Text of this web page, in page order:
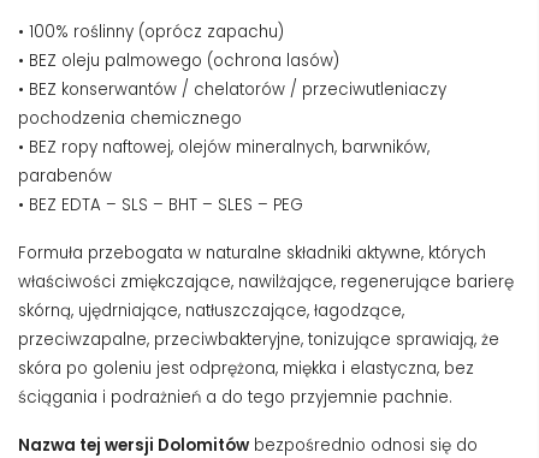
• 100% roślinny (oprócz zapachu)
• BEZ oleju palmowego (ochrona lasów)
• BEZ konserwantów / chelatorów / przeciwutleniaczy
pochodzenia chemicznego
• BEZ ropy naftowej, olejów mineralnych, barwników,
parabenów
• BEZ EDTA – SLS – BHT – SLES – PEG
Formuła przebogata w naturalne składniki aktywne, których
właściwości zmiękczające, nawilżające, regenerujące barierę
skórną, ujędrniające, natłuszczające, łagodzące,
przeciwzapalne, przeciwbakteryjne, tonizujące sprawiają, że
skóra po goleniu jest odprężona, miękka i elastyczna, bez
ściągania i podrażnień a do tego przyjemnie pachnie.
Nazwa tej wersji Dolomitów bezpośrednio odnosi się do